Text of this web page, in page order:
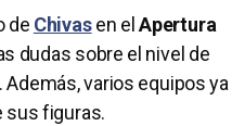
de Chivasen elApertura
dudas sobre el nivel de
Además, varios equipos ya
sus figuras.